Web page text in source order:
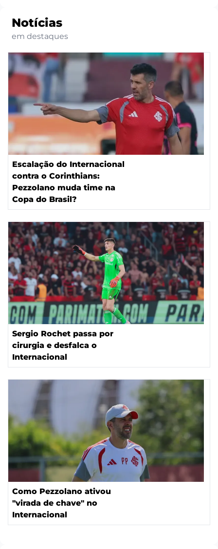
Notícias
em destaques
Escalação do Internacional
contra o Corinthians:
Pezzolano muda time na
Copa do Brasil?
Sergio Rochet passa por
cirurgia e desfalca o
Internacional
Como Pezzolano ativou
"virada de chave" no
Internacional